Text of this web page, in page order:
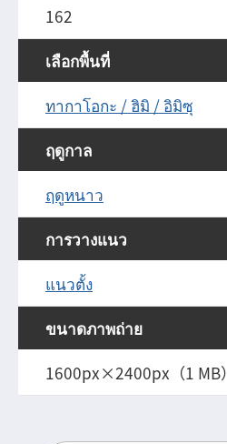
162
เลือกพื้นที่
ทากาโอกะ / ฮิมิ / อิมิซุ
ฤดูกาล
ฤดูหนาว
การวางแนว
แนวตั้ง
ขนาดภาพถ่าย
1600px×2400px（1 MB）